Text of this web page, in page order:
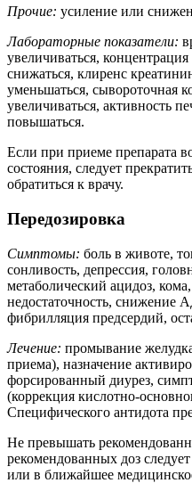
Прочие: усиление или
Лабораторные показатели:
увеличиваться,
снижаться, клиренс
уменьшаться, сывороточная
увеличиваться, активность
повышаться.
Если при приеме препарата
состояния, следует
обратиться к врачу.
Передозировка
Симптомы: боль в животе,
сонливость, депрессия,
метаболический ацидоз,
недостаточность, снижение
фибрилляция предсердий,
Лечение: промывание
приема), назначение
форсированный диурез,
(коррекция кислотно-
Специфического антидота
Не превышать
рекомендованных доз
или в ближайшее